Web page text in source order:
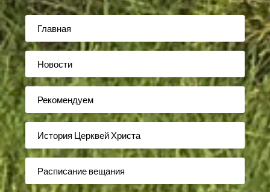
Главная
Новости
Рекомендуем
История Церквей Христа
Расписание вещания